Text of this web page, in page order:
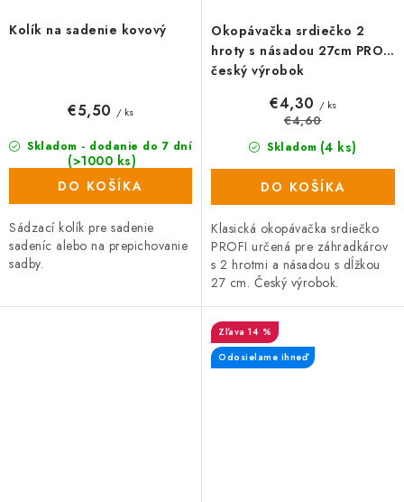
Kolík na sadenie kovový
Skladom - dodanie do 7 dní
(>1000 ks)
€5,50 / ks
DO KOŠÍKA
Sádzací kolík pre sadenie
sadeníc alebo na prepichovanie
sadby.
Okopávačka srdiečko 2
hroty s násadou 27cm PROFI
český výrobok
Skladom (4 ks)
€4,30 / ks
€4,60
DO KOŠÍKA
Klasická okopávačka srdiečko
PROFI určená pre záhradkárov
s 2 hrotmi a násadou s dĺžkou
27 cm. Český výrobok.
14 %
Odosielame ihneď